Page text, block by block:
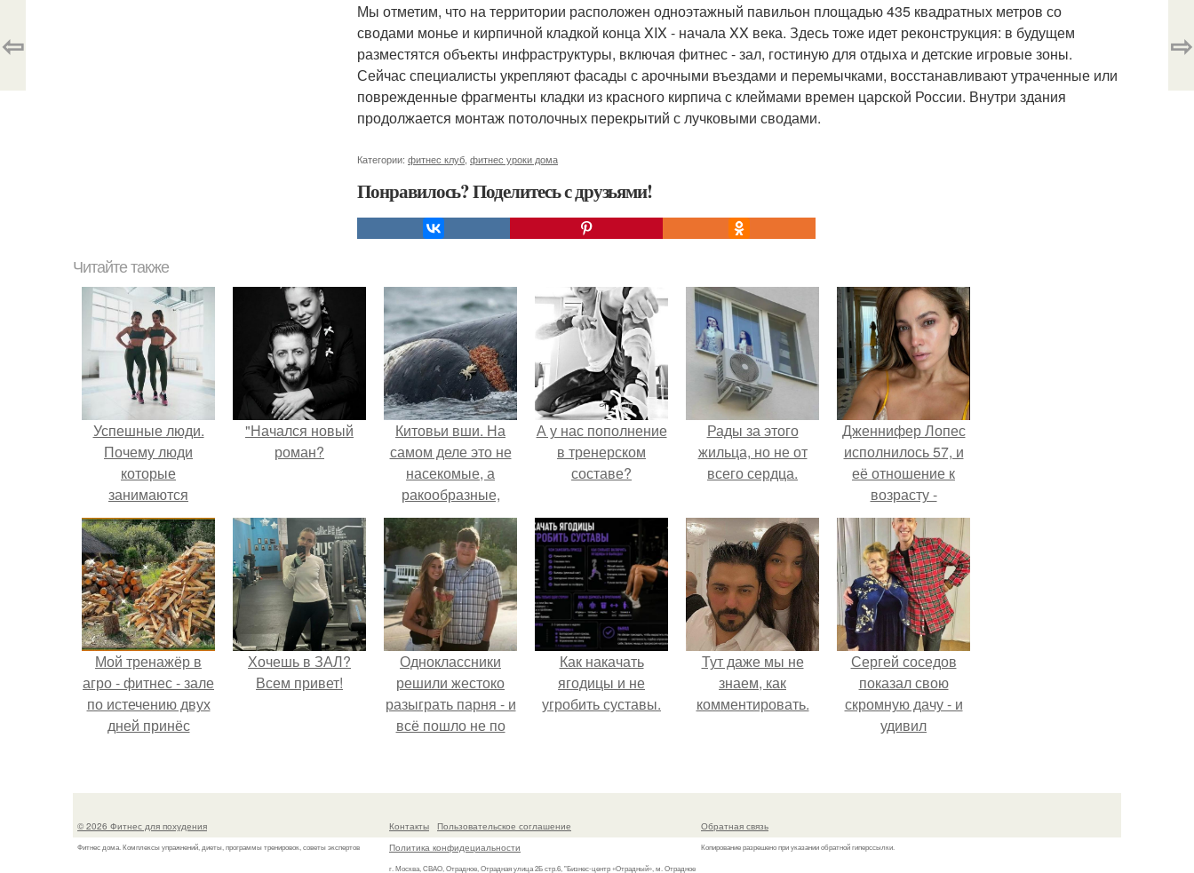
Мы отметим, что на территории расположен одноэтажный павильон площадью 435 квадратных метров со
сводами монье и кирпичной кладкой конца XIX - начала XX века. Здесь тоже идет реконструкция: в будущем
разместятся объекты инфраструктуры, включая фитнес - зал, гостиную для отдыха и детские игровые зоны.
Сейчас специалисты укрепляют фасады с арочными въездами и перемычками, восстанавливают утраченные или
поврежденные фрагменты кладки из красного кирпича с клеймами времен царской России. Внутри здания
продолжается монтаж потолочных перекрытий с лучковыми сводами.
Категории: фитнес клуб фитнес уроки дома
Понравилось? Поделитесь с друзьями!
⇦ ⇨
Читайте также
Успешные люди.
Почему люди
которые
занимаются
спортом всегда
будут успешные и
востребованные в
любой сфере
деятельности.
"Начался новый
роман?
Китовьи вши. На
самом деле это не
насекомые, а
ракообразные,
относящиеся к
бокоплавам.
А у нас пополнение
в тренерском
составе?
Рады за этого
жильца, но не от
всего сердца.
Дженнифер Лопес
исполнилось 57, и
её отношение к
возрасту -
настоящий
манифест
уверенности: "не
говорите, что я
отлично выгляжу
для 57.
Мой тренажёр в
агро - фитнес - зале
по истечению двух
дней принёс
Хочешь в ЗАЛ?
Всем привет!
Одноклассники
решили жестоко
разыграть парня - и
всё пошло не по
Как накачать
ягодицы и не
угробить суставы.
Тут даже мы не
знаем, как
комментировать.
Сергей соседов
показал свою
скромную дачу - и
удивил
© 2026 Фитнес для похудения
Фитнес дома. Комплексы упражнений, диеты, программы тренировок, советы экспертов
Контакты
Пользовательское соглашение
Политика конфидециальности
г. Москва, СВАО, Отрадное, Отрадная улица 2Б стр.6, "Бизнес-центр «Отрадный», м. Отрадное
Обратная связь
Копирование разрешено при указании обратной гиперссылки.